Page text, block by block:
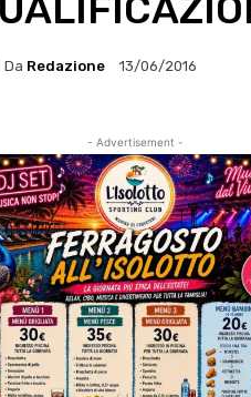
Da Redazione 13/06/2016
- Advertisement -